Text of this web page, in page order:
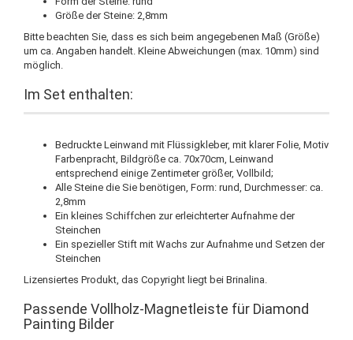
Größe der Steine: 2,8mm
Bitte beachten Sie, dass es sich beim angegebenen Maß (Größe)
um ca. Angaben handelt. Kleine Abweichungen (max. 10mm) sind
möglich.
Im Set enthalten:
Bedruckte Leinwand mit Flüssigkleber, mit klarer Folie, Motiv
Farbenpracht, Bildgröße ca. 70x70cm, Leinwand
entsprechend einige Zentimeter größer, Vollbild;
Alle Steine die Sie benötigen, Form: rund, Durchmesser: ca.
2,8mm
Ein kleines Schiffchen zur erleichterter Aufnahme der
Steinchen
Ein spezieller Stift mit Wachs zur Aufnahme und Setzen der
Steinchen
Lizensiertes Produkt, das Copyright liegt bei Brinalina.
Passende Vollholz-Magnetleiste für Diamond
Painting Bilder